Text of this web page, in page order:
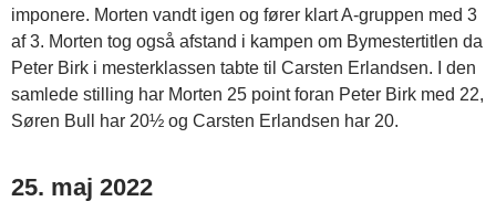
imponere. Morten vandt igen og fører klart A-gruppen med 3
af 3. Morten tog også afstand i kampen om Bymestertitlen da
Peter Birk i mesterklassen tabte til Carsten Erlandsen. I den
samlede stilling har Morten 25 point foran Peter Birk med 22,
Søren Bull har 20½ og Carsten Erlandsen har 20.
25. maj 2022